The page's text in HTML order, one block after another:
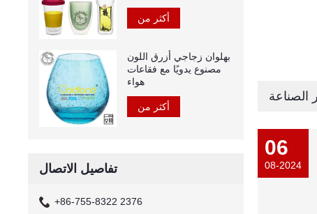
الصناعة
06
08-2024
أكثر من
بهلوان زجاجي أزرق اللون
مصنوع يدويًا مع فقاعات
هواء
أكثر من
تفاصيل الاتصال
+86-755-8322 2376